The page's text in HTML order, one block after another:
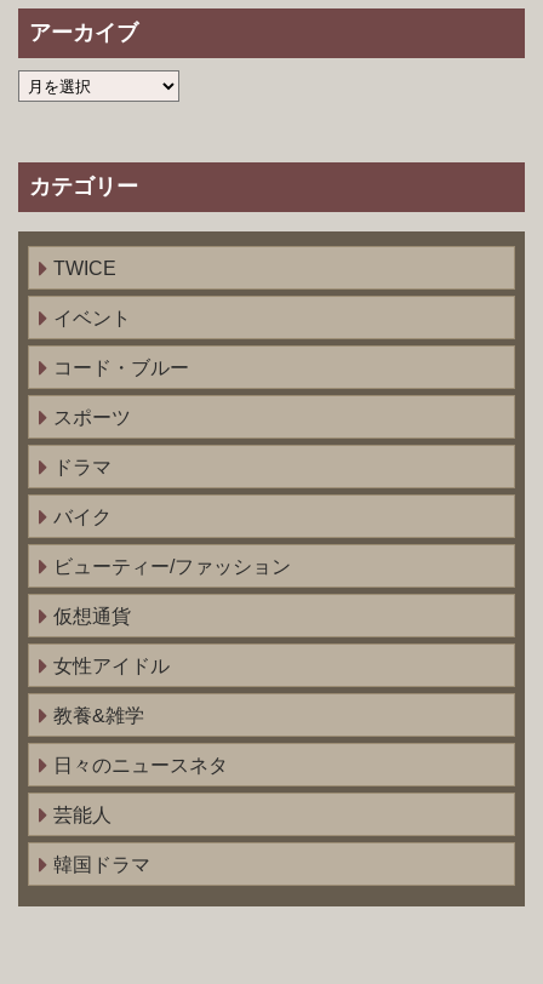
アーカイブ
カテゴリー
TWICE
イベント
コード・ブルー
スポーツ
ドラマ
バイク
ビューティー/ファッション
仮想通貨
女性アイドル
教養&雑学
日々のニュースネタ
芸能人
韓国ドラマ